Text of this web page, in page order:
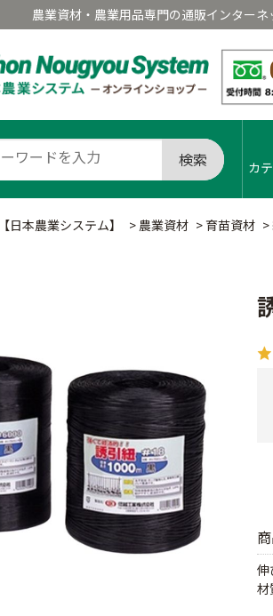
農業資材・農業用品専門の通販インター
検索 カ
日本農業システム】 > 農業資材 > 育苗資材 >
伸
材